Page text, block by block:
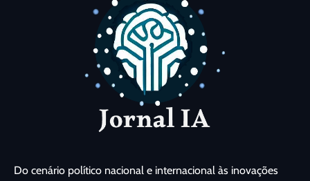
Do cenário político nacional e internacional às inovações